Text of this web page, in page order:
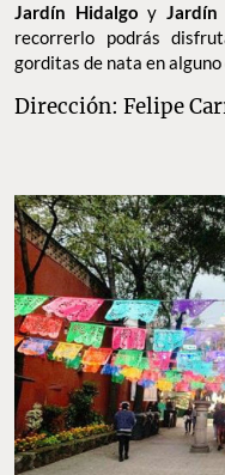
Jardín Hidalgo y Jardín
recorrerlo podrás
gorditas de nata en alguno
Dirección: Felipe